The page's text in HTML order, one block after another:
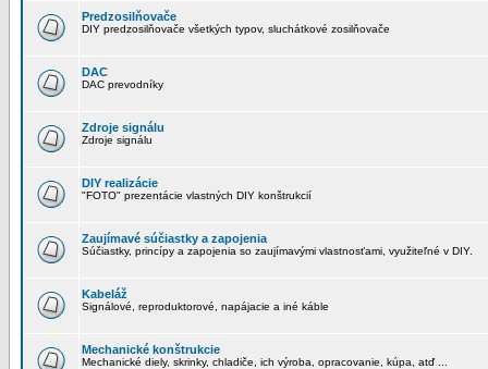
Predzosilňovače
DIY predzosilňovače všetkých typov, sluchátkové zosilňovače
DAC
DAC prevodníky
Zdroje signálu
Zdroje signálu
DIY realizácie
"FOTO" prezentácie vlastných DIY konštrukcií
Zaujímavé súčiastky a zapojenia
Súčiastky, princípy a zapojenia so zaujímavými vlastnosťami, využiteľné v DIY.
Kabeláž
Signálové, reproduktorové, napájacie a iné káble
Mechanické konštrukcie
Mechanické diely, skrinky, chladiče, ich výroba, opracovanie, kúpa, atď ...